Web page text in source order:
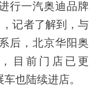
行一汽奥迪品牌
记者了解到，与
后，北京华阳奥
目前门店已更
也陆续进店。